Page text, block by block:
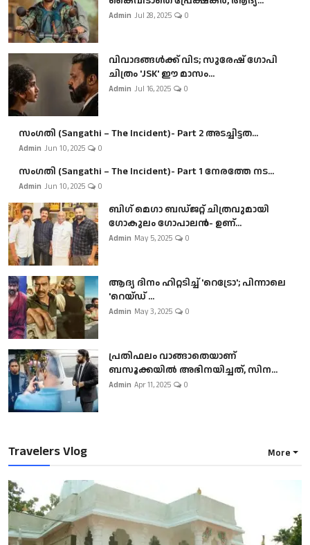
Admin Jul 28, 2025 0
വിവാദങ്ങൾക്ക് വിട; സുരേഷ് ഗോപി
ചിത്രം 'JSK' ഈ മാസം...
Admin Jul 16, 2025 0
സംഗതി (Sangathi – The Incident)- Part 2 അടച്ചിട്ടത...
Admin Jun 10, 2025 0
സംഗതി (Sangathi – The Incident)- Part 1 നേരത്തേ നട...
Admin Jun 10, 2025 0
ബി​ഗ് മെഗാ ബഡ്ജറ്റ് ചിത്രവുമായി
ഗോകുലം ഗോപാലൻ- ഉണ്...
Admin May 5, 2025 0
ആദ്യ ദിനം ഹിറ്റടിച്ച് 'റെട്രോ'; പിന്നാലെ
'റെയ്ഡ് ...
Admin May 3, 2025 0
പ്രതിഫലം വാങ്ങാതെയാണ്
ബസൂക്കയില്‍ അഭിനയിച്ചത്, സിന...
Admin Apr 11, 2025 0
Travelers Vlog More